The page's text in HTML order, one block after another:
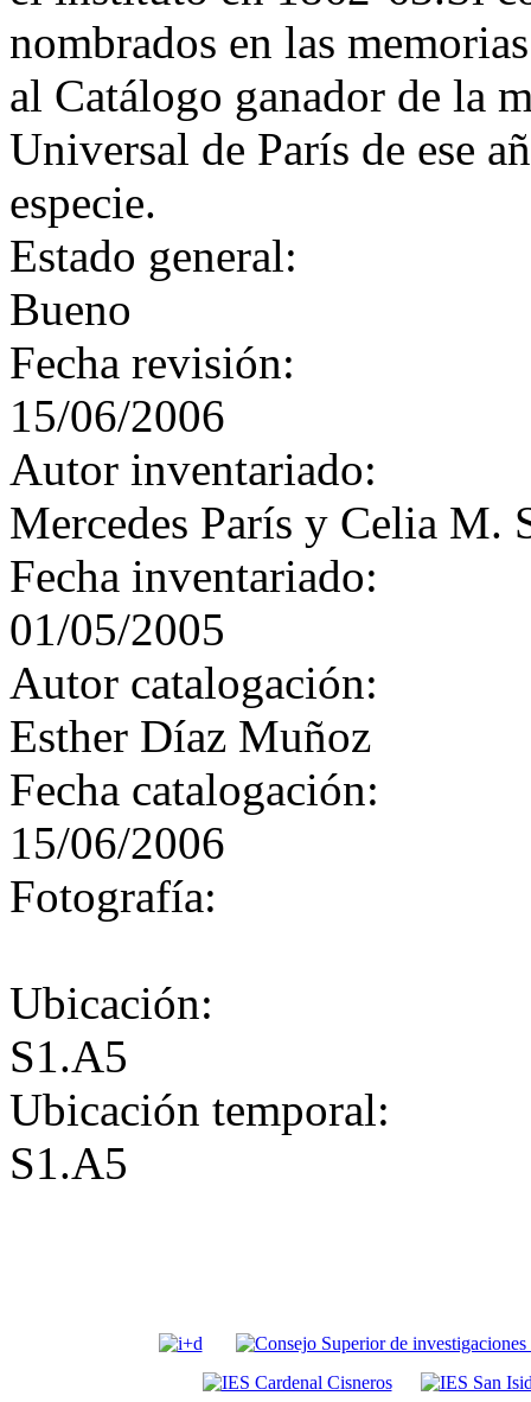
nombrados en las
al Catálogo ganador de la
Universal de París de ese
especie.
Estado general:
Bueno
Fecha revisión:
15/06/2006
Autor inventariado:
Mercedes París y Celia M.
Fecha inventariado:
01/05/2005
Autor catalogación:
Esther Díaz Muñoz
Fecha catalogación:
15/06/2006
Fotografía:
Ubicación:
S1.A5
Ubicación temporal:
S1.A5